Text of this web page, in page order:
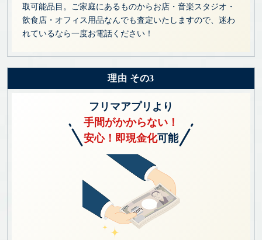
取可能品目。ご家庭にあるものからお店・音楽スタジオ・
飲食店・オフィス用品なんでも査定いたしますので、迷わ
れているなら一度お電話ください！
理由 その3
フリマアプリより
手間がかからない！
安心！即現金化可能